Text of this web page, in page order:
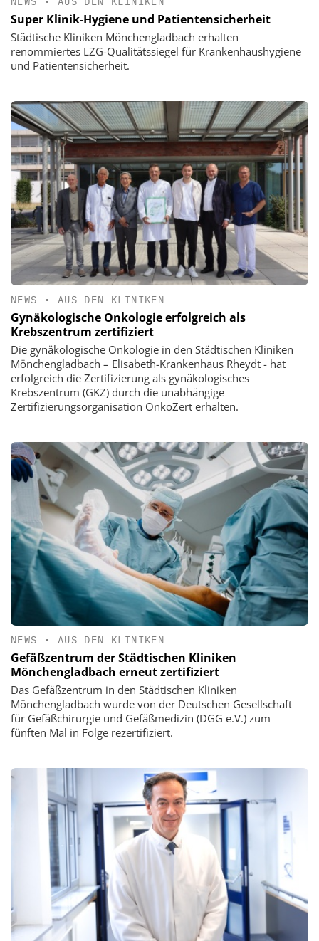
Super Klinik-Hygiene und Patientensicherheit
Städtische Kliniken Mönchengladbach erhalten
renommiertes LZG-Qualitätssiegel für Krankenhaushygiene
und Patientensicherheit.
NEWS • AUS DEN KLINIKEN
Gynäkologische Onkologie erfolgreich als
Krebszentrum zertifiziert
Die gynäkologische Onkologie in den Städtischen Kliniken
Mönchengladbach – Elisabeth-Krankenhaus Rheydt - hat
erfolgreich die Zertifizierung als gynäkologisches
Krebszentrum (GKZ) durch die unabhängige
Zertifizierungsorganisation OnkoZert erhalten.
NEWS • AUS DEN KLINIKEN
Gefäßzentrum der Städtischen Kliniken
Mönchengladbach erneut zertifiziert
Das Gefäßzentrum in den Städtischen Kliniken
Mönchengladbach wurde von der Deutschen Gesellschaft
für Gefäßchirurgie und Gefäßmedizin (DGG e.V.) zum
fünften Mal in Folge rezertifiziert.